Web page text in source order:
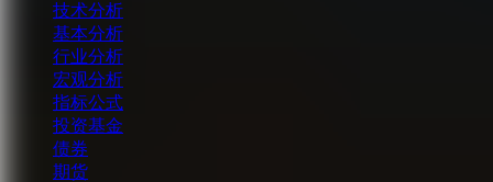
技术分析
基本分析
行业分析
宏观分析
指标公式
投资基金
债券
期货